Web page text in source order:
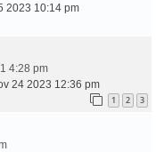
2023 10:14 pm
4:28 pm
24 2023 12:36 pm
1 2 3